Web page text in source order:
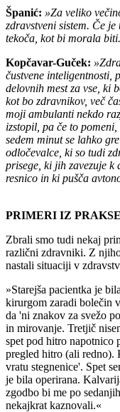
Španić: »Za veliko
zdravstveni sistem. Če
tekoča, kot bi morala
Kopčavar-Guček:
čustvene inteligentnosti,
delovnih mest za vse, ki
kot bo zdravnikov, več
moji ambulanti nekdo
izstopil, pa če to
sedem minut se lahko
odločevalce, ki so tudi
prisege, ki jih zavezuje
resnico in ki pušča
PRIMERI IZ PRAKSE
Zbrali smo tudi nekaj
različni zdravniki. Z
nastali situaciji v
»Starejša pacientka je
kirurgom zaradi bolečin
da 'ni znakov za svežo
in mirovanje. Tretjič
spet pod hitro napotnico
pregled hitro (ali redno).
vratu stegnenice'. Spet
je bila operirana.
zgodbo bi me po
nekajkrat kaznovali.«